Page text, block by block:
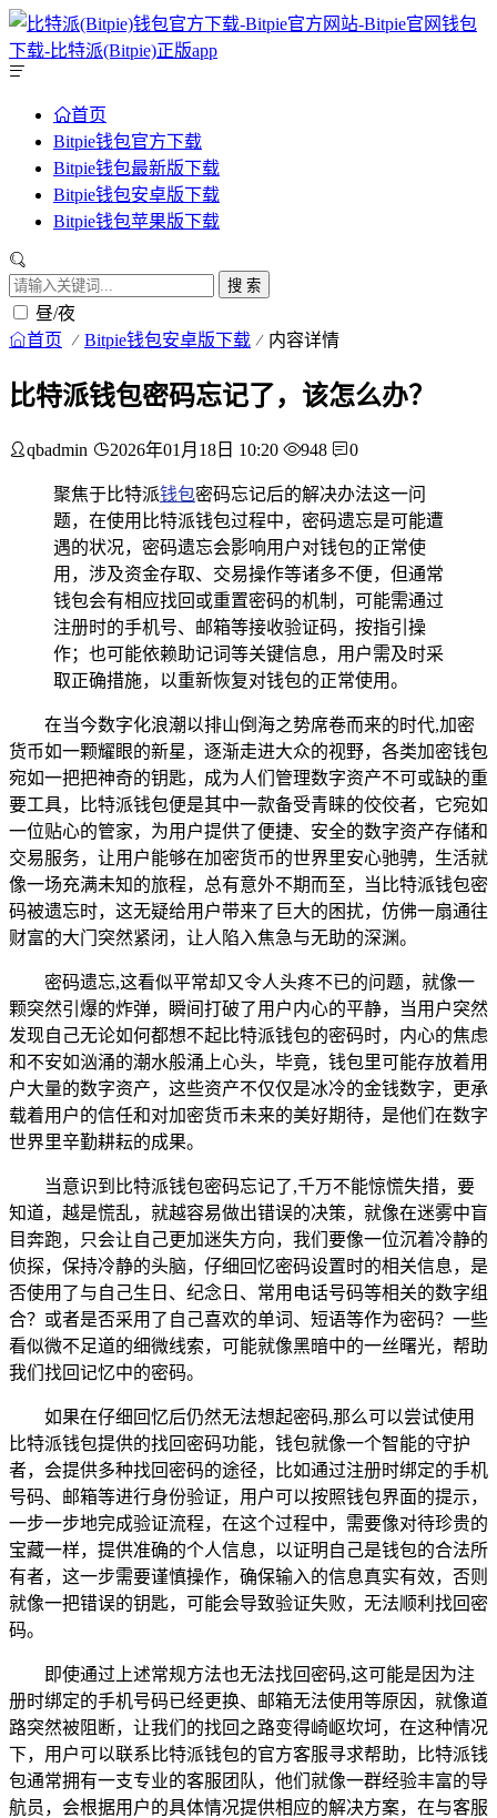
首页
Bitpie钱包官方下载
Bitpie钱包最新版下载
Bitpie钱包安卓版下载
Bitpie钱包苹果版下载
搜 索
昼/夜
首页 Bitpie钱包安卓版下载 内容详情
比特派钱包密码忘记了，该怎么办？
qbadmin 2026年01月18日 10:20 948 0
聚焦于比特派钱包密码忘记后的解决办法这一问
题，在使用比特派钱包过程中，密码遗忘是可能遭
遇的状况，密码遗忘会影响用户对钱包的正常使
用，涉及资金存取、交易操作等诸多不便，但通常
钱包会有相应找回或重置密码的机制，可能需通过
注册时的手机号、邮箱等接收验证码，按指引操
作；也可能依赖助记词等关键信息，用户需及时采
取正确措施，以重新恢复对钱包的正常使用。
在当今数字化浪潮以排山倒海之势席卷而来的时代,加密
货币如一颗耀眼的新星，逐渐走进大众的视野，各类加密钱包
宛如一把把神奇的钥匙，成为人们管理数字资产不可或缺的重
要工具，比特派钱包便是其中一款备受青睐的佼佼者，它宛如
一位贴心的管家，为用户提供了便捷、安全的数字资产存储和
交易服务，让用户能够在加密货币的世界里安心驰骋，生活就
像一场充满未知的旅程，总有意外不期而至，当比特派钱包密
码被遗忘时，这无疑给用户带来了巨大的困扰，仿佛一扇通往
财富的大门突然紧闭，让人陷入焦急与无助的深渊。
密码遗忘,这看似平常却又令人头疼不已的问题，就像一
颗突然引爆的炸弹，瞬间打破了用户内心的平静，当用户突然
发现自己无论如何都想不起比特派钱包的密码时，内心的焦虑
和不安如汹涌的潮水般涌上心头，毕竟，钱包里可能存放着用
户大量的数字资产，这些资产不仅仅是冰冷的金钱数字，更承
载着用户的信任和对加密货币未来的美好期待，是他们在数字
世界里辛勤耕耘的成果。
当意识到比特派钱包密码忘记了,千万不能惊慌失措，要
知道，越是慌乱，就越容易做出错误的决策，就像在迷雾中盲
目奔跑，只会让自己更加迷失方向，我们要像一位沉着冷静的
侦探，保持冷静的头脑，仔细回忆密码设置时的相关信息，是
否使用了与自己生日、纪念日、常用电话号码等相关的数字组
合？或者是否采用了自己喜欢的单词、短语等作为密码？一些
看似微不足道的细微线索，可能就像黑暗中的一丝曙光，帮助
我们找回记忆中的密码。
如果在仔细回忆后仍然无法想起密码,那么可以尝试使用
比特派钱包提供的找回密码功能，钱包就像一个智能的守护
者，会提供多种找回密码的途径，比如通过注册时绑定的手机
号码、邮箱等进行身份验证，用户可以按照钱包界面的提示，
一步一步地完成验证流程，在这个过程中，需要像对待珍贵的
宝藏一样，提供准确的个人信息，以证明自己是钱包的合法所
有者，这一步需要谨慎操作，确保输入的信息真实有效，否则
就像一把错误的钥匙，可能会导致验证失败，无法顺利找回密
码。
即使通过上述常规方法也无法找回密码,这可能是因为注
册时绑定的手机号码已经更换、邮箱无法使用等原因，就像道
路突然被阻断，让我们的找回之路变得崎岖坎坷，在这种情况
下，用户可以联系比特派钱包的官方客服寻求帮助，比特派钱
包通常拥有一支专业的客服团队，他们就像一群经验丰富的导
航员，会根据用户的具体情况提供相应的解决方案，在与客服